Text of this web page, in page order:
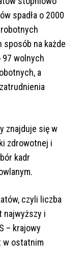
spadła o 2000
sposób na każde
97 wolnych
a
znajduje się w
zdrowotnej i
kadr
czyli liczba
najwyższy i
– krajowy
w ostatnim